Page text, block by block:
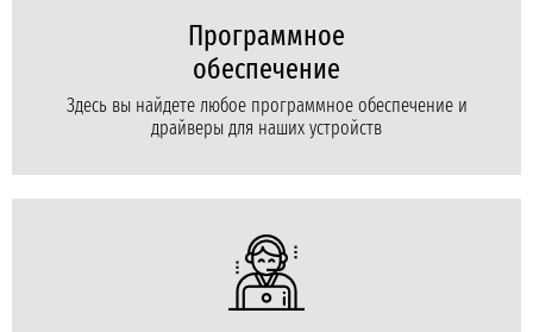
Программное
обеспечение
Здесь вы найдете любое программное обеспечение и
драйверы для наших устройств